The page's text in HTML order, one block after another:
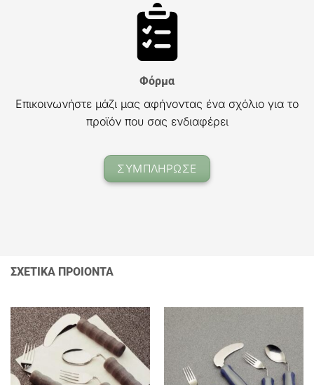
Φόρμα
Επικοινωνήστε μάζι μας αφήνοντας ένα σχόλιο για το
προϊόν που σας ενδιαφέρει
ΣΥΜΠΛΗΡΩΣΕ
ΣΧΕΤΙΚΑ ΠΡΟΙΟΝΤΑ